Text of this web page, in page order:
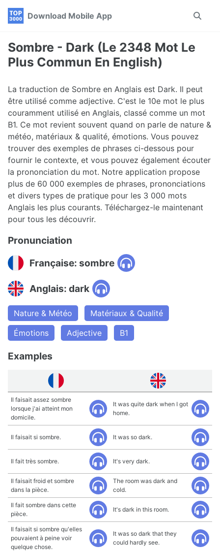
Skip
navigation
Skip
Skip
Download Mobile App
Toggle
Sombre - Dark (Le 2348 Mot Le
Plus Commun En English)
La traduction de Sombre en Anglais est Dark. Il peut
être utilisé comme adjective. C'est le 10e mot le plus
couramment utilisé en Anglais, classé comme un mot
B1. Ce mot revient souvent quand on parle de nature &
météo, matériaux & qualité, émotions. Vous pouvez
trouver des exemples de phrases ci-dessous pour
fournir le contexte, et vous pouvez également écouter
la prononciation du mot. Notre application propose
plus de 60 000 exemples de phrases, prononciations
et divers types de pratique pour les 3 000 mots
Anglais les plus courants. Téléchargez-le maintenant
pour tous les découvrir.
Pronunciation
Française: sombre
Anglais: dark
Nature & Météo
Matériaux & Qualité
Émotions
Adjective B1
Examples
Il faisait assez sombre
lorsque j'ai atteint mon
domicile.
It was quite dark when I got
home.
Il faisait si sombre. It was so dark.
Il fait très sombre. It's very dark.
Il faisait froid et sombre
dans la pièce.
The room was dark and
cold.
Il fait sombre dans cette
pièce.
It's dark in this room.
Il faisait si sombre qu'elles
pouvaient à peine voir
quelque chose.
It was so dark that they
could hardly see.